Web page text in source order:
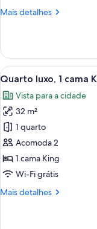
camas
Mais detalhes
Mais
superior,
camas
casal
Carrega
todas
as
fotos
de
Quarto
luxo,
1
King,
7
Quarto luxo, 1 cama
Vista para a cidade
32 m²
1 quarto
Acomoda 2
1 cama King
Wi-Fi grátis
Mais detalhes
Mais